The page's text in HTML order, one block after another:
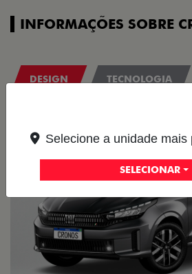
INFORMAÇÕES SOBRE
DESIGN TECNOLOGIA
Selecione a unidade mais
SELECIONAR